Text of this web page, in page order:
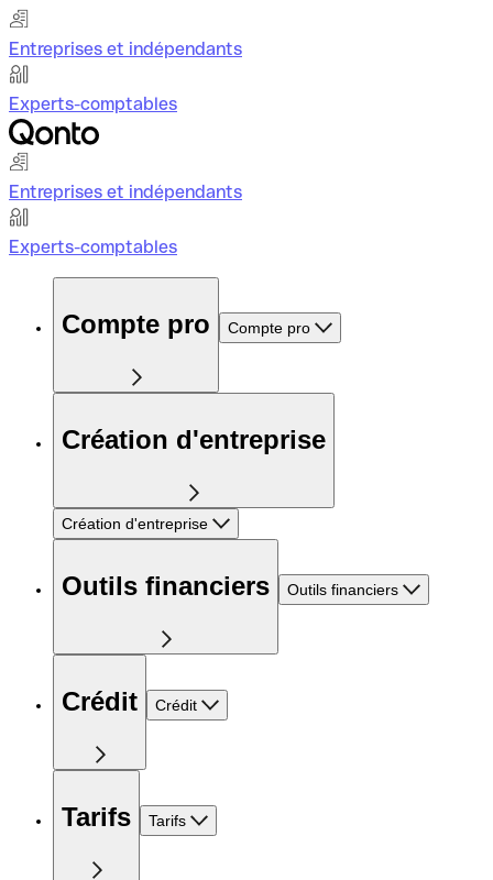
Entreprises et indépendants
Experts-comptables
Entreprises et indépendants
Experts-comptables
Compte pro Compte pro
Création d'entreprise
Création d'entreprise
Outils financiers Outils financiers
Crédit Crédit
Tarifs Tarifs